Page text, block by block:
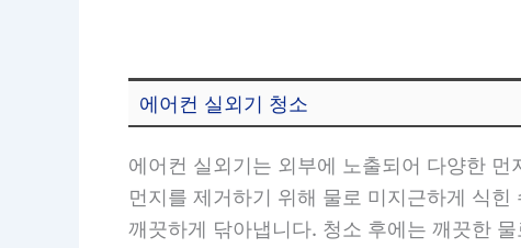
에어컨 실외기 청소
에어컨 실외기는 외부에 노출되어 다양한
먼지를 제거하기 위해 물로 미지근하게 식
깨끗하게 닦아냅니다. 청소 후에는 깨끗한